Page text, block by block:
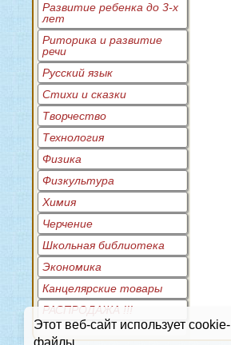
Этот веб-сайт использует cookie-
файлы.
Развитие ребенка до 3-х
лет
Риторика и развитие
речи
Русский язык
Стихи и сказки
Творчество
Технология
Физика
Физкультура
Химия
Черчение
Школьная библиотека
Экономика
Канцелярские товары
РАСПРОДАЖА !!!